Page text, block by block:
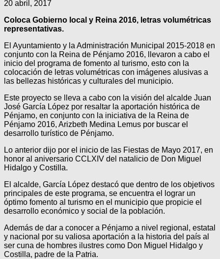
20 abril, 2017
Coloca Gobierno local y Reina 2016, letras volumétricas
representativas.
El Ayuntamiento y la Administración Municipal 2015-2018 en
conjunto con la Reina de Pénjamo 2016, llevaron a cabo el
inicio del programa de fomento al turismo, esto con la
colocación de letras volumétricas con imágenes alusivas a
las bellezas históricas y culturales del municipio.
Este proyecto se lleva a cabo con la visión del alcalde Juan
José García López por resaltar la aportación histórica de
Pénjamo, en conjunto con la iniciativa de la Reina de
Pénjamo 2016, Arizbeth Medina Lemus por buscar el
desarrollo turístico de Pénjamo.
Lo anterior dijo por el inicio de las Fiestas de Mayo 2017, en
honor al aniversario CCLXIV del natalicio de Don Miguel
Hidalgo y Costilla.
El alcalde, García López destacó que dentro de los objetivos
principales de este programa, se encuentra el lograr un
óptimo fomento al turismo en el municipio que propicie el
desarrollo económico y social de la población.
Además de dar a conocer a Pénjamo a nivel regional, estatal
y nacional por su valiosa aportación a la historia del país al
ser cuna de hombres ilustres como Don Miguel Hidalgo y
Costilla, padre de la Patria.